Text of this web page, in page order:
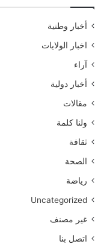
أخبار وطنية
اخبار الولايات
آراء
أخبار دولية
مقالات
ولنا كلمة
ثقافة
الصحة
رياضة
Uncategorized
غير مصنف
اتصل بنا